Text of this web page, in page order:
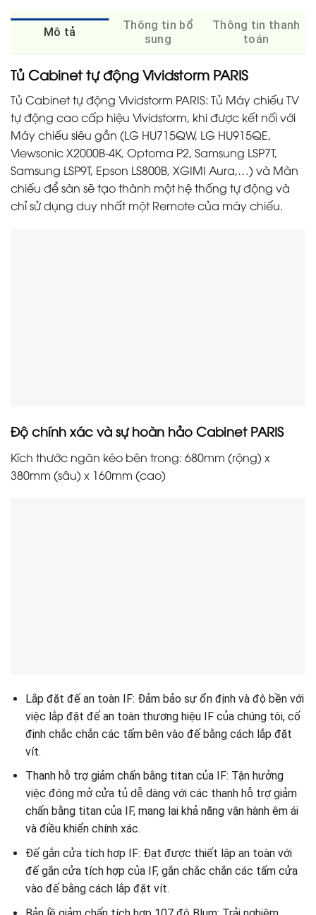
Mô tả
Thông tin bổ
sung
Thông tin thanh
toán
Tủ Cabinet tự động Vividstorm PARIS
Tủ Cabinet tự động Vividstorm PARIS: Tủ Máy chiếu TV
tự động cao cấp hiệu Vividstorm, khi được kết nối với
Máy chiếu siêu gần (LG HU715QW, LG HU915QE,
Viewsonic X2000B-4K, Optoma P2, Samsung LSP7T,
Samsung LSP9T, Epson LS800B, XGIMI Aura,…) và Màn
chiếu để sàn sẽ tạo thành một hệ thống tự động và
chỉ sử dụng duy nhất một Remote của máy chiếu.
Độ chính xác và sự hoàn hảo Cabinet PARIS
Kích thước ngăn kéo bên trong: 680mm (rộng) x
380mm (sâu) x 160mm (cao)
Lắp đặt đế an toàn IF: Đảm bảo sự ổn định và độ bền với
việc lắp đặt đế an toàn thương hiệu IF của chúng tôi, cố
định chắc chắn các tấm bên vào đế bằng cách lắp đặt
vít.
Thanh hỗ trợ giảm chấn bằng titan của IF: Tận hưởng
việc đóng mở cửa tủ dễ dàng với các thanh hỗ trợ giảm
chấn bằng titan của IF, mang lại khả năng vận hành êm ái
và điều khiển chính xác.
Đế gắn cửa tích hợp IF: Đạt được thiết lập an toàn với
đế gắn cửa tích hợp của IF, gắn chắc chắn các tấm cửa
vào đế bằng cách lắp đặt vít.